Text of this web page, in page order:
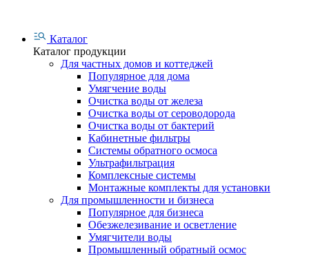
Каталог
Каталог продукции
Для частных домов и коттеджей
Популярное для дома
Умягчение воды
Очистка воды от железа
Очистка воды от сероводорода
Очистка воды от бактерий
Кабинетные фильтры
Системы обратного осмоса
Ультрафильтрация
Комплексные системы
Монтажные комплекты для установки
Для промышленности и бизнеса
Популярное для бизнеса
Обезжелезивание и осветление
Умягчители воды
Промышленный обратный осмос